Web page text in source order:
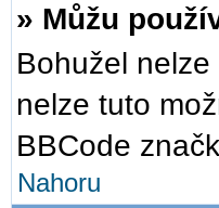
» Můžu
Bohužel
nelze tuto
BBCode
Nahoru